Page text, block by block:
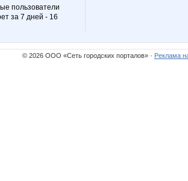
пользователи
за 7 дней - 16
© 2026 ООО «Сеть городских порталов» · Реклама